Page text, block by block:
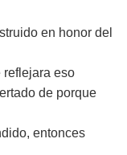
en honor del
reflejara eso
de porque
entonces